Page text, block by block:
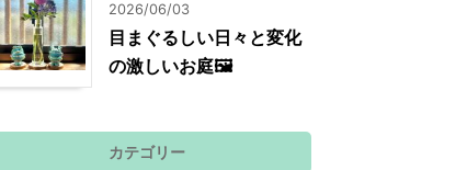
2026/06/03
目まぐるしい日々と変化
の激しいお庭🖼
カテゴリー